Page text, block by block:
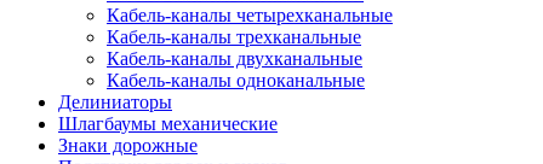
Кабель-каналы четырехканальные
Кабель-каналы трехканальные
Кабель-каналы двухканальные
Кабель-каналы одноканальные
Делиниаторы
Шлагбаумы механические
Знаки дорожные